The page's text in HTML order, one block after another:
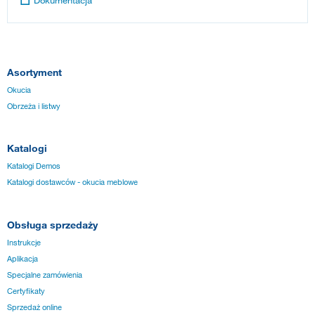
Asortyment
Okucia
Obrzeża i listwy
Katalogi
Katalogi Demos
Katalogi dostawców - okucia meblowe
Obsługa sprzedaży
Instrukcje
Aplikacja
Specjalne zamówienia
Certyfikaty
Sprzedaż online